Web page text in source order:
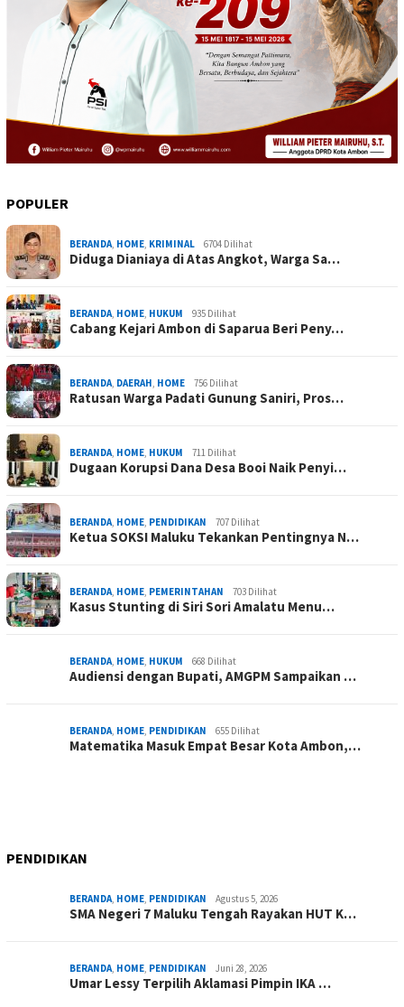
POPULER
BERANDA, HOME, KRIMINAL 6704 Dilihat
Diduga Dianiaya di Atas Angkot, Warga Sa…
BERANDA, HOME, HUKUM 935 Dilihat
Cabang Kejari Ambon di Saparua Beri Peny…
BERANDA, DAERAH, HOME 756 Dilihat
Ratusan Warga Padati Gunung Saniri, Pros…
BERANDA, HOME, HUKUM 711 Dilihat
Dugaan Korupsi Dana Desa Booi Naik Penyi…
BERANDA, HOME, PENDIDIKAN 707 Dilihat
Ketua SOKSI Maluku Tekankan Pentingnya N…
BERANDA, HOME, PEMERINTAHAN 703 Dilihat
Kasus Stunting di Siri Sori Amalatu Menu…
BERANDA, HOME, HUKUM 668 Dilihat
Audiensi dengan Bupati, AMGPM Sampaikan …
BERANDA, HOME, PENDIDIKAN 655 Dilihat
Matematika Masuk Empat Besar Kota Ambon,…
PENDIDIKAN
BERANDA, HOME, PENDIDIKAN Agustus 5, 2026
SMA Negeri 7 Maluku Tengah Rayakan HUT K…
BERANDA, HOME, PENDIDIKAN Juni 28, 2026
Umar Lessy Terpilih Aklamasi Pimpin IKA …